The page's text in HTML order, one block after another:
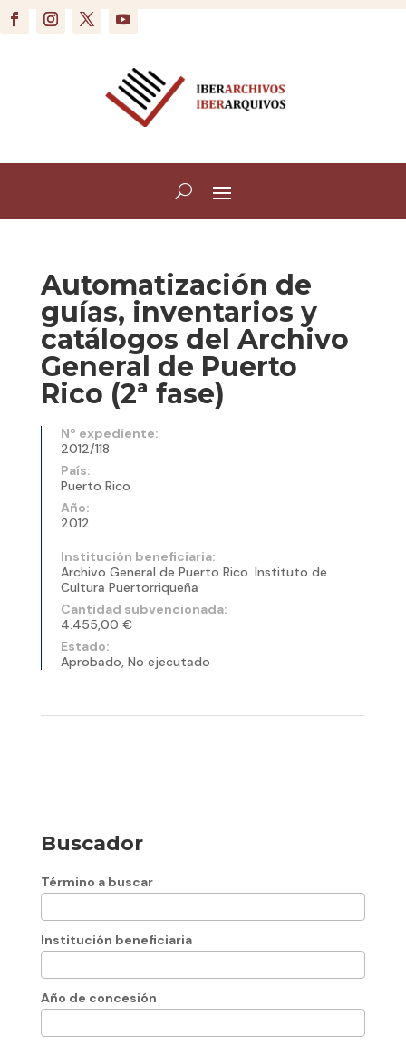
Automatización de
guías, inventarios y
catálogos del Archivo
General de Puerto
Rico (2ª fase)
Nº expediente:
2012/118
País:
Puerto Rico
Año:
2012
Institución beneficiaria:
Archivo General de Puerto Rico. Instituto de
Cultura Puertorriqueña
Cantidad subvencionada:
4.455,00 €
Estado:
Aprobado, No ejecutado
Buscador
Término a buscar
Institución beneficiaria
Año de concesión